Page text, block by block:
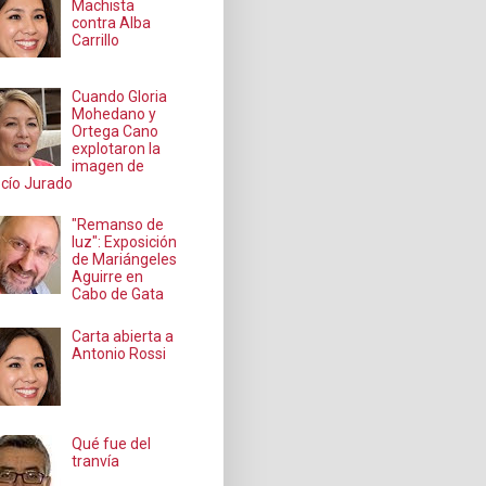
Machista
contra Alba
Carrillo
Cuando Gloria
Mohedano y
Ortega Cano
explotaron la
imagen de
Jurado
"Remanso de
luz": Exposición
de Mariángeles
Aguirre en
Cabo de Gata
Carta abierta a
Antonio Rossi
Qué fue del
tranvía